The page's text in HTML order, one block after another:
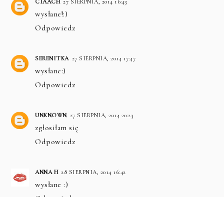
CIAACH 27 SIERPNIA, 2014 16:43
wysłane!:)
Odpowiedz
SERENITKA 27 SIERPNIA, 2014 17:47
wysłane:)
Odpowiedz
UNKNOWN 27 SIERPNIA, 2014 20:23
zgłosiłam się
Odpowiedz
ANNA H 28 SIERPNIA, 2014 16:42
wysłane :)